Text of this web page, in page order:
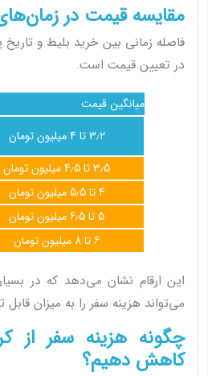
مقایسه قیمت در
فاصله زمانی بین خرید بلیط و تاریخ
در تعیین قیمت است.
میانگین قیمت
3٫2 تا 4 میلیون تومان
3٫5 تا 4٫5 میلیون تومان
4 تا 5٫5 میلیون تومان
5 تا 6٫5 میلیون تومان
6 تا 8 میلیون تومان
این ارقام نشان می‌دهد که در
می‌تواند هزینه سفر را به میزان
چگونه هزینه سفر از
کاهش دهیم؟